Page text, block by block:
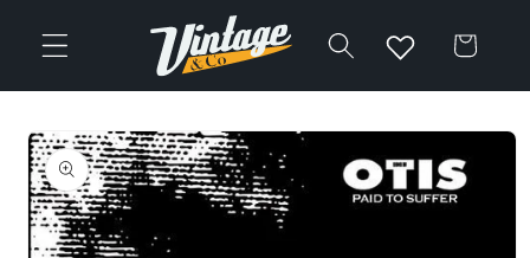
direttamente
ai contenuti
Carrello
Passa alle
informazioni
sul prodotto